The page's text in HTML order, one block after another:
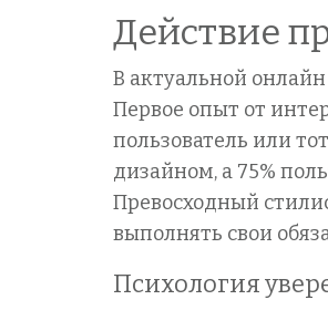
Действие
В актуальной
Первое опыт от
пользователь или
дизайном, а 75%
Превосходный
выполнять свои
Психология